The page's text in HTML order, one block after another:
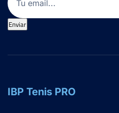
Enviar
IBP Tenis PRO